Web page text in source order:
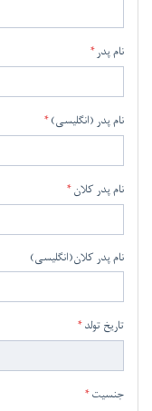
نام پدر
نام پدر (انگلیسی)
نام پدر کلان
نام پدر کلان(انگلیسی)
تاریخ تولد
جنسیت